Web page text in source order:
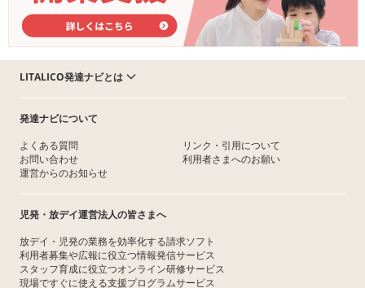
LITALICO発達ナビとは
発達ナビについて
よくある質問
お問い合わせ
運営からのお知らせ
リンク・引用について
利用者さまへのお願い
児発・放デイ運営法人の皆さまへ
放デイ・児発の業務を効率化する請求ソフト
利用者募集や広報に役立つ情報発信サービス
スタッフ育成に役立つオンライン研修サービス
現場ですぐに使える支援プログラムサービス